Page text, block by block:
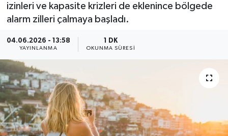
izinleri ve kapasite krizleri de eklenince bölgede
alarm zilleri çalmaya başladı.
04.06.2026 - 13:58
YAYINLANMA
1 DK
OKUNMA SÜRESI